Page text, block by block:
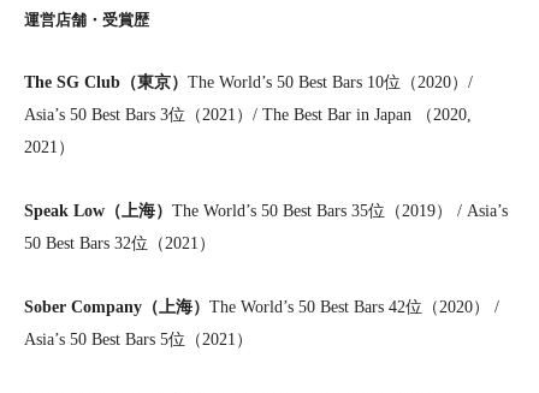
運営店舗・受賞歴
The SG Club （東京） The World’s 50 Best Bars 10位（2020） /
Asia’s 50 Best Bars 3位（2021 ） / The Best Bar in Japan （2020,
2021 ）
Speak Low （上海） The World’s 50 Best Bars 35位（2019）
/ Asia’s
50 Best Bars 32位（2021 ）
Sober Company （上海） The World’s 50 Best Bars 42位（2020）
/
Asia’s 50 Best Bars 5位（2021 ）